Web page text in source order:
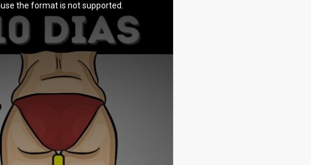
the format is not supported.